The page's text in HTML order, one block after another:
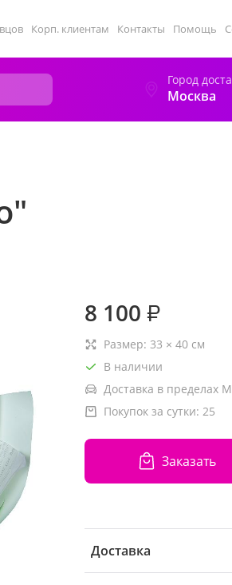
Корп. клиентам Контакты Помощь
Город
Москва
8 100 ₽
Размер: 33 × 40 см
В наличии
Доставка в пределах
Покупок за сутки: 25
Заказать
Доставка